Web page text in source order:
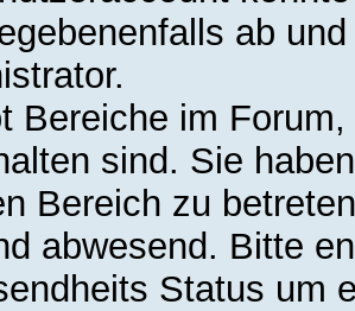
ab
Bereiche im
sind. Sie
Bereich zu
abwesend. Bitte
Status um